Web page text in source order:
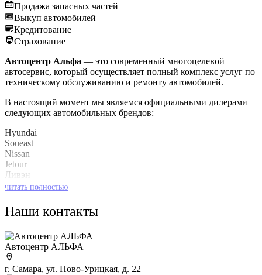
Продажа запасных частей
Выкуп автомобилей
Кредитование
Страхование
Автоцентр Альфа — это современный многоцелевой
автосервис, который осуществляет полный комплекс услуг по
техническому обслуживанию и ремонту автомобилей.
В настоящий момент мы являемся официальными дилерами
следующих автомобильных брендов:
Hyundai
Soueast
Nissan
Jetour
Ливэн
Kaiyi
Также мы имеем огромный опыт по обслуживанию
читать полностью
»
Наши контакты
Автоцентр АЛЬФА
г. Самара, ул. Ново-Урицкая, д. 22